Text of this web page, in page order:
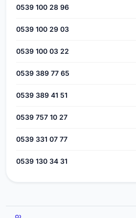
0539 100 28 96
0539 100 29 03
0539 100 03 22
0539 389 77 65
0539 389 41 51
0539 757 10 27
0539 331 07 77
0539 130 34 31